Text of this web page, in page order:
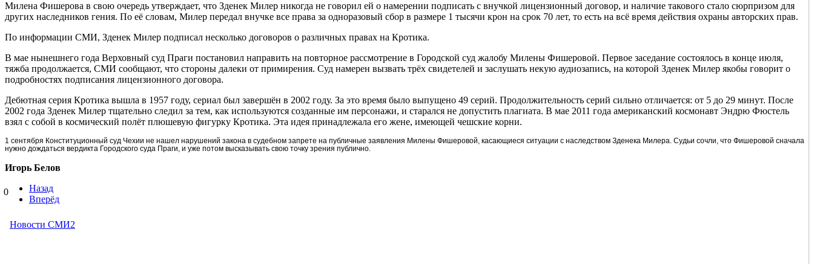
Милена Фишерова в свою очередь утверждает, что Зденек Милер никогда не говорил ей о намерении подписать с внучкой лицензионный договор, и наличие такового стало сюрпризом для
других наследников гения. По её словам, Милер передал внучке все права за одноразовый сбор в размере 1 тысячи крон на срок 70 лет, то есть на всё время действия охраны авторских прав.
По информации СМИ, Зденек Милер подписал несколько договоров о различных правах на Кротика.
В мае нынешнего года Верховный суд Праги постановил направить на повторное рассмотрение в Городской суд жалобу Милены Фишеровой. Первое заседание состоялось в конце июля,
тяжба продолжается, СМИ сообщают, что стороны далеки от примирения. Суд намерен вызвать трёх свидетелей и заслушать некую аудиозапись, на которой Зденек Милер якобы говорит о
подробностях подписания лицензионного договора.
Дебютная серия Кротика вышла в 1957 году, сериал был завершён в 2002 году. За это время было выпущено 49 серий. Продолжительность серий сильно отличается: от 5 до 29 минут. После
2002 года Зденек Милер тщательно следил за тем, как используются созданные им персонажи, и старался не допустить плагиата. В мае 2011 года американский космонавт Эндрю Фюстель
взял с собой в космический полёт плюшевую фигурку Кротика. Эта идея принадлежала его жене, имеющей чешские корни.
1 сентября Конституционный суд Чехии не нашел нарушений закона в судебном запрете на публичные заявления Милены Фишеровой, касающиеся ситуации с наследством Зденека Милера. Судьи сочли, что Фишеровой сначала
нужно дождаться вердикта Городского суда Праги, и уже потом высказывать свою точку зрения публично.
Игорь Белов
0
Назад
Вперёд